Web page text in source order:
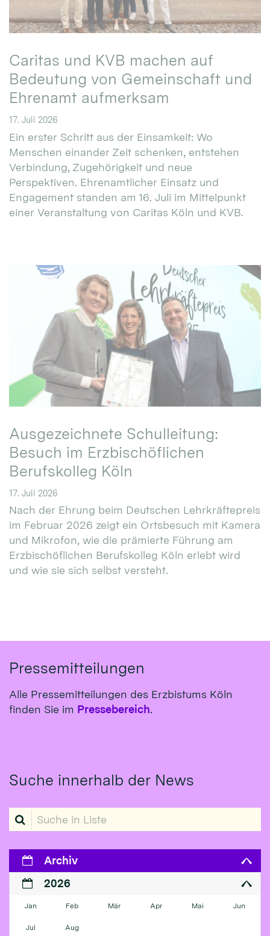
Caritas und KVB machen auf
Bedeutung von Gemeinschaft und
Ehrenamt aufmerksam
17. Juli 2026
Ein erster Schritt aus der Einsamkeit: Wo
Menschen einander Zeit schenken, entstehen
Verbindung, Zugehörigkeit und neue
Perspektiven. Ehrenamtlicher Einsatz und
Engagement standen am 16. Juli im Mittelpunkt
einer Veranstaltung von Caritas Köln und KVB.
Ausgezeichnete Schulleitung:
Besuch im Erzbischöflichen
Berufskolleg Köln
17. Juli 2026
Nach der Ehrung beim Deutschen Lehrkräftepreis
im Februar 2026 zeigt ein Ortsbesuch mit Kamera
und Mikrofon, wie die prämierte Führung am
Erzbischöflichen Berufskolleg Köln erlebt wird
und wie sie sich selbst versteht.
Pressemitteilungen
Alle Pressemitteilungen des Erzbistums Köln
finden Sie im Pressebereich.
Suche innerhalb der News
Suche in Liste
Archiv
2026
Jan Feb Mär Apr Mai Jun
Jul Aug